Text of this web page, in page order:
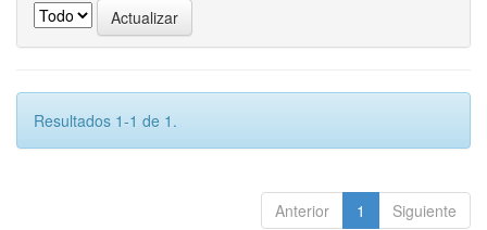
Resultados 1-1 de 1.
Anterior 1 Siguiente